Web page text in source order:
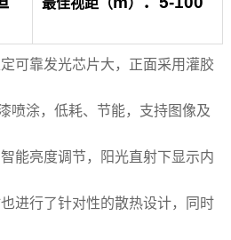
可靠发光芯片大 ，正面采用灌胶
喷涂， 低耗、节能，支持图像及
能亮度调节，阳光直射下显示内
进行了针对性的散热设计，同时